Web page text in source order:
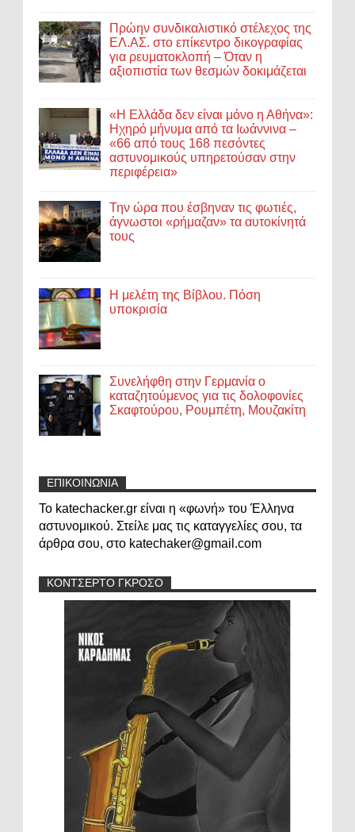
Πρώην συνδικαλιστικό στέλεχος της
ΕΛ.ΑΣ. στο επίκεντρο δικογραφίας
για ρευματοκλοπή – Όταν η
αξιοπιστία των θεσμών δοκιμάζεται
«Η Ελλάδα δεν είναι μόνο η Αθήνα»:
Ηχηρό μήνυμα από τα Ιωάννινα –
«66 από τους 168 πεσόντες
αστυνομικούς υπηρετούσαν στην
περιφέρεια»
Την ώρα που έσβηναν τις φωτιές,
άγνωστοι «ρήμαζαν» τα αυτοκίνητά
τους
Η μελέτη της Βίβλου. Πόση
υποκρισία
Συνελήφθη στην Γερμανία ο
καταζητούμενος για τις δολοφονίες
Σκαφτούρου, Ρουμπέτη, Μουζακίτη
ΕΠΙΚΟΙΝΩΝΙΑ
Το katechacker.gr είναι η «φωνή» του Έλληνα
αστυνομικού. Στείλε μας τις καταγγελίες σου, τα
άρθρα σου, στο katechaker@gmail.com
ΚΟΝΤΣΕΡΤΟ ΓΚΡΟΣΟ